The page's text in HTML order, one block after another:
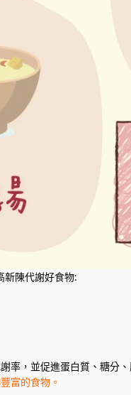
新陳代謝好食物:
率，並促進蛋白質、糖分
富的食物。